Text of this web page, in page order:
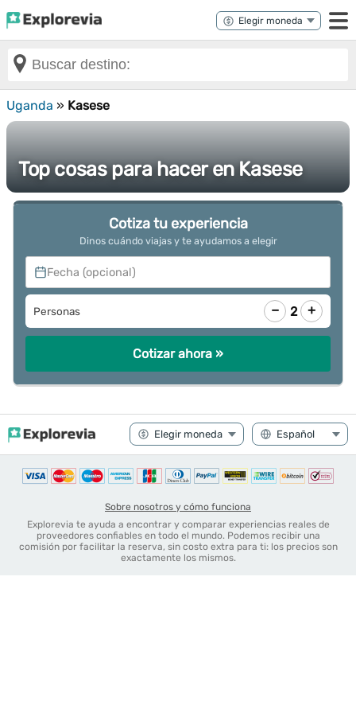
Uganda » Kasese
Top cosas para hacer en Kasese
Cotiza tu experiencia
Dinos cuándo viajas y te ayudamos a elegir
Fecha (opcional)
Personas − 2 +
Cotizar ahora »
Sobre nosotros y cómo funciona
Explorevia te ayuda a encontrar y comparar experiencias reales de
proveedores confiables en todo el mundo. Podemos recibir una
comisión por facilitar la reserva, sin costo extra para ti: los precios son
exactamente los mismos.